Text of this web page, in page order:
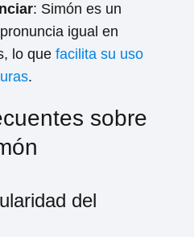
: Simón es un
igual en
lo que facilita su uso
.
sobre
del